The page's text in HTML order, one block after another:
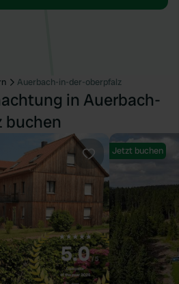
Auerbach-in-der-oberpfalz
in Auerbach-
buchen
Favorit
Jetzt buchen